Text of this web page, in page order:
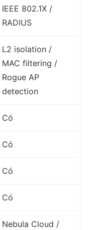
IEEE 802.1X /
RADIUS
L2 isolation /
MAC filtering /
Rogue AP
detection
Có
Có
Có
Có
Nebula Cloud /